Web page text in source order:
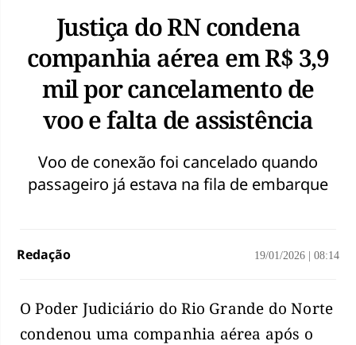
Justiça do RN condena
companhia aérea em R$ 3,9
mil por cancelamento de
voo e falta de assistência
Voo de conexão foi cancelado quando
passageiro já estava na fila de embarque
Redação 19/01/2026 08:14
O Poder Judiciário do Rio Grande do Norte
condenou uma companhia aérea após o